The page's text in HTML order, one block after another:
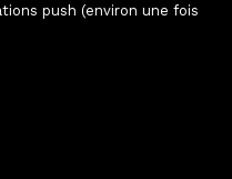
push (environ une fois